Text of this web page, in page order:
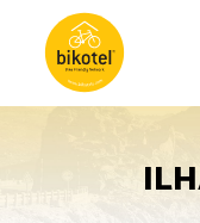
DESTINOS